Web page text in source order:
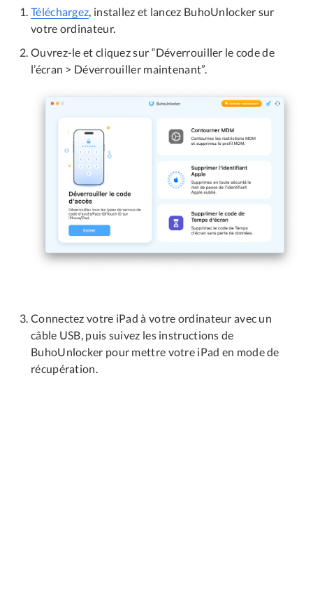
Téléchargez, installez et lancez BuhoUnlocker sur
votre ordinateur.
Ouvrez-le et cliquez sur “Déverrouiller le code de
l’écran > Déverrouiller maintenant”.
Connectez votre iPad à votre ordinateur avec un
câble USB, puis suivez les instructions de
BuhoUnlocker pour mettre votre iPad en mode de
récupération.